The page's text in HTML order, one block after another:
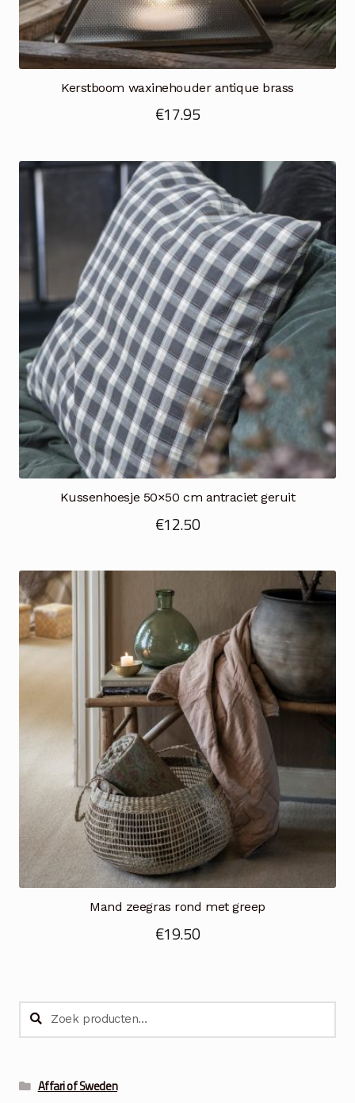
Kerstboom waxinehouder antique brass
€17.95
Kussenhoesje 50×50 cm antraciet geruit
€12.50
Mand zeegras rond met greep
€19.50
Zoeken
naar:
Zoeken
Affari of Sweden